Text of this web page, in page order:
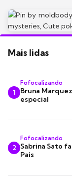
Mais lidas
1
Fofocalizando
Bruna
especial
2
Fofocalizando
Sabrina Sato
Pais